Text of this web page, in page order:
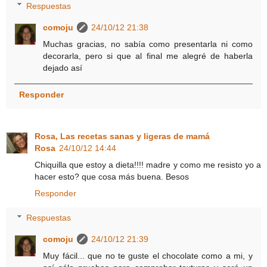
Respuestas
comoju
24/10/12 21:38
Muchas gracias, no sabía como presentarla ni como
decorarla, pero si que al final me alegré de haberla
dejado así
Responder
Rosa, Las recetas sanas y ligeras de mamá
Rosa 24/10/12 14:44
Chiquilla que estoy a dieta!!!! madre y como me resisto yo a
hacer esto? que cosa más buena. Besos
Responder
Respuestas
comoju
24/10/12 21:39
Muy fácil... que no te guste el chocolate como a mi, y